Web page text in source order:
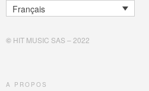
Français
© HIT MUSIC SAS – 2022
A PROPOS